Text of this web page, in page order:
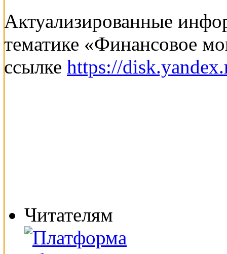
Актуализированные
тематике «Финансовое
ссылке https://
Читателям